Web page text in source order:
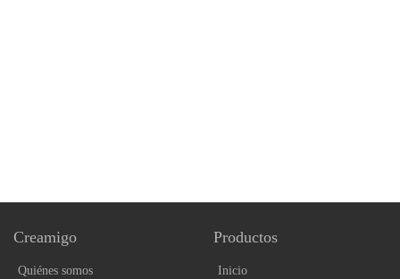
Creamigo
Quiénes somos
Productos
Inicio